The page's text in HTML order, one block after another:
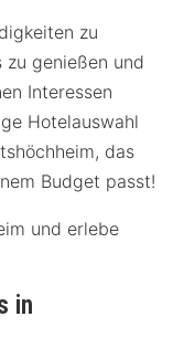
zu
zu genießen und
Interessen
Hotelauswahl
das
Budget passt!
und erlebe
in